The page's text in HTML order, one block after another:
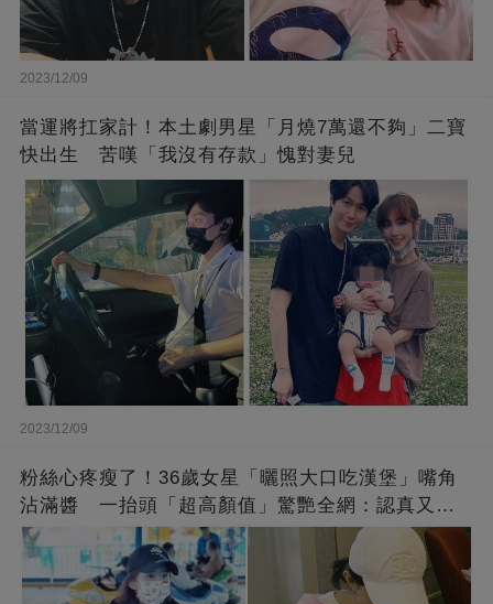
2023/12/09
當運將扛家計！本土劇男星「月燒7萬還不夠」二寶
快出生 苦嘆「我沒有存款」愧對妻兒
2023/12/09
粉絲心疼瘦了！36歲女星「曬照大口吃漢堡」嘴角
沾滿醬 一抬頭「超高顏值」驚艷全網：認真又美
麗!